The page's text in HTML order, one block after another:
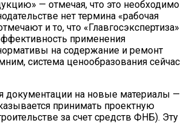
— отмечая, что это необходимо
нет термина «рабочая
и то, что «Главгосэкспертиза»
применения
на содержание и ремонт
система ценообразования сейчас
документации на новые материалы —
принимать проектную
за счет средств ФНБ). Эту